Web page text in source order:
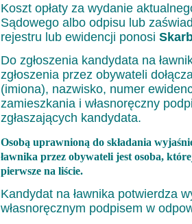
Koszt opłaty za wydanie
Sądowego albo odpisu lub
rejestru lub ewidencji ponosi
Do zgłoszenia kandydata na
zgłoszenia przez obywateli
(imiona), nazwisko, numer
zamieszkania i własnoręczny
zgłaszających kandydata.
Osobą uprawnioną do składania
ławnika przez obywateli jest osoba,
pierwsze na liście.
Kandydat na ławnika potwierdza
własnoręcznym podpisem w